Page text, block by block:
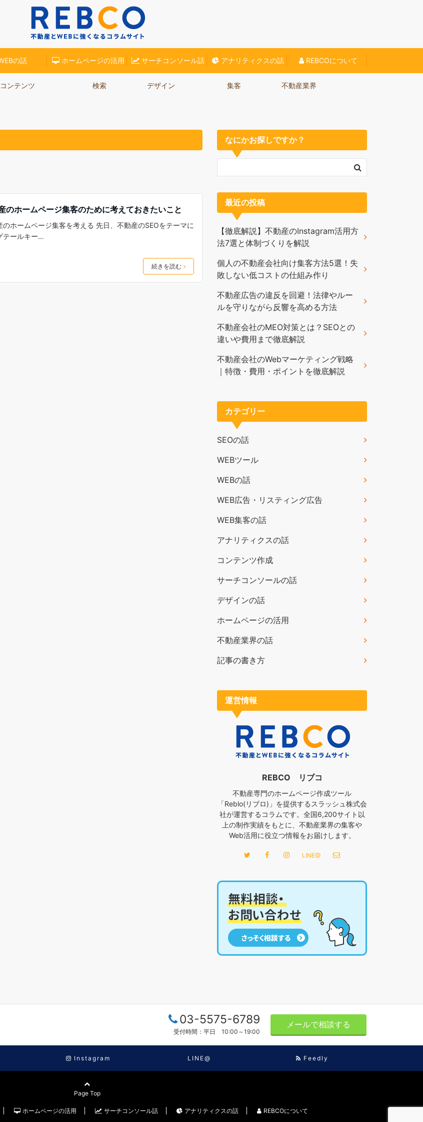
の話 ホームページの活用 サーチコンソール話 アナリティクスの話 REBCOについて
コンテンツ 検索 デザイン 集客 不動産業界
のホームページ集客のために考えておきたいこと
のホームページ集客を考える 先日、不動産のSEOをテーマに
テールキー…
続きを読む
なにかお探しですか？
最近の投稿
【徹底解説】不動産のInstagram活用方
法7選と体制づくりを解説
個人の不動産会社向け集客方法5選！失
敗しない低コストの仕組み作り
不動産広告の違反を回避！法律やルー
ルを守りながら反響を高める方法
不動産会社のMEO対策とは？SEOとの
違いや費用まで徹底解説
不動産会社のWebマーケティング戦略
｜特徴・費用・ポイントを徹底解説
カテゴリー
SEOの話
WEBツール
WEBの話
WEB広告・リスティング広告
WEB集客の話
アナリティクスの話
コンテンツ作成
サーチコンソールの話
デザインの話
ホームページの活用
不動産業界の話
記事の書き方
運営情報
REBCO リブコ
不動産専門のホームページ作成ツール
「Reblo(リブロ)」を提供するスラッシュ株式会
社が運営するコラムです。全国6,200サイト以
上の制作実績をもとに、不動産業界の集客や
Web活用に役立つ情報をお届けします。
LINE@
03-5575-6789
受付時間：平日 10:00～19:00
メールで相談する
Instagram LINE@ Feedly
Page Top
ホームページの活用 サーチコンソール話 アナリティクスの話 REBCOについて